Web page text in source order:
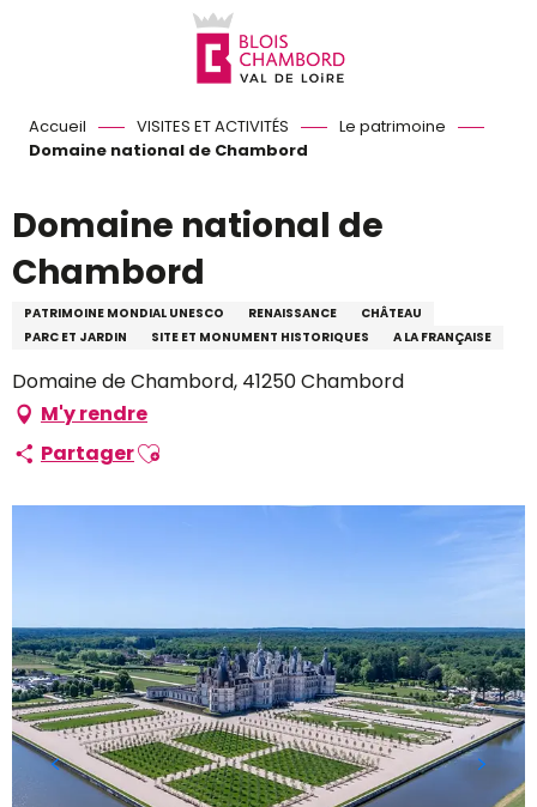
Accueil VISITES ET ACTIVITÉS
Le patrimoine
Domaine national de Chambord
Domaine national de
Chambord
PATRIMOINE MONDIAL UNESCO RENAISSANCE
CHÂTEAU
PARC ET JARDIN
SITE ET MONUMENT HISTORIQUES A LA FRANÇAISE
Domaine de Chambord, 41250 Chambord
M'y rendre
PartagerAjouter aux favoris